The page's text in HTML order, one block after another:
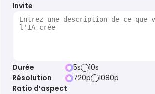
Invite
Durée 5s
10s
Résolution
720p
1080p
Ratio d’aspect